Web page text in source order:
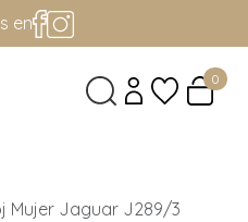
en
0
Mujer Jaguar J289/3